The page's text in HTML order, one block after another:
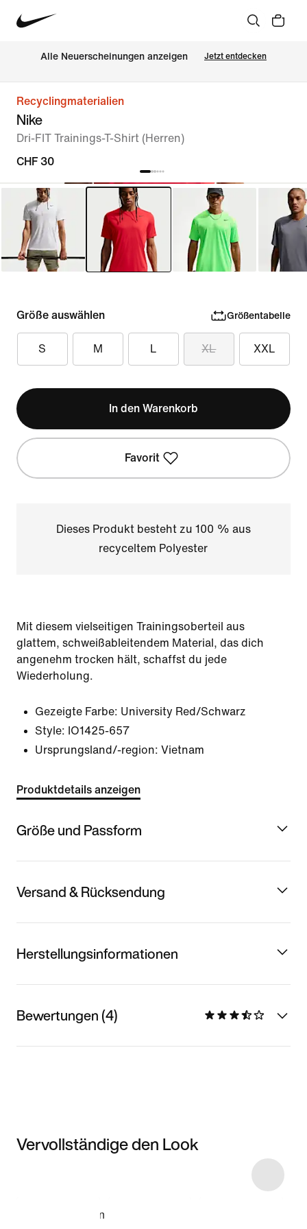
Alle Neuerscheinungen anzeigen Jetzt entdecken
Recyclingmaterialien
Nike
Dri-FIT Trainings-T-Shirt (Herren)
CHF 30
Größe auswählen Größentabelle
S M L XL XXL
In den Warenkorb
Favorit
Dieses Produkt besteht zu 100 % aus
recyceltem Polyester
Mit diesem vielseitigen Trainingsoberteil aus
glattem, schweißableitendem Material, das dich
angenehm trocken hält, schaffst du jede
Wiederholung.
Gezeigte Farbe: University Red/Schwarz
Style: IO1425-657
Ursprungsland/-region: Vietnam
Produktdetails anzeigen
Größe und Passform
Versand & Rücksendung
Herstellungsinformationen
Bewertungen (4)
Vervollständige den Look
Modell anzeigen